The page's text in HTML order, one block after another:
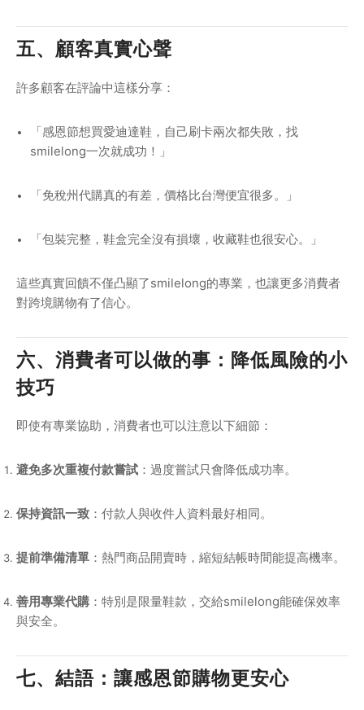
五、顧客真實心聲
許多顧客在評論中這樣分享：
「感恩節想買愛迪達鞋，自己刷卡兩次都失敗，找
smilelong一次就成功！」
「免稅州代購真的有差，價格比台灣便宜很多。」
「包裝完整，鞋盒完全沒有損壞，收藏鞋也很安心。」
這些真實回饋不僅凸顯了smilelong的專業，也讓更多消費者
對跨境購物有了信心。
六、消費者可以做的事：降低風險的小
技巧
即使有專業協助，消費者也可以注意以下細節：
避免多次重複付款嘗試 ：過度嘗試只會降低成功率。
保持資訊一致 ：付款人與收件人資料最好相同。
提前準備清單 ：熱門商品開賣時，縮短結帳時間能提高機率。
善用專業代購 ：特別是限量鞋款，交給smilelong能確保效率
與安全。
七、結語：讓感恩節購物更安心